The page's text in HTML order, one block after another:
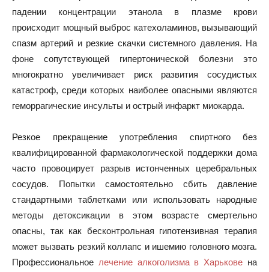
падении концентрации этанола в плазме крови
происходит мощный выброс катехоламинов, вызывающий
спазм артерий и резкие скачки системного давления. На
фоне сопутствующей гипертонической болезни это
многократно увеличивает риск развития сосудистых
катастроф, среди которых наиболее опасными являются
геморрагические инсульты и острый инфаркт миокарда.
Резкое прекращение употребления спиртного без
квалифицированной фармакологической поддержки дома
часто провоцирует разрыв истонченных церебральных
сосудов. Попытки самостоятельно сбить давление
стандартными таблетками или использовать народные
методы детоксикации в этом возрасте смертельно
опасны, так как бесконтрольная гипотензивная терапия
может вызвать резкий коллапс и ишемию головного мозга.
Профессиональное лечение алкоголизма в Харькове на